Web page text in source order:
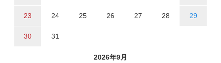
23 24 25 26 27 28 29
30 31
2026年9月